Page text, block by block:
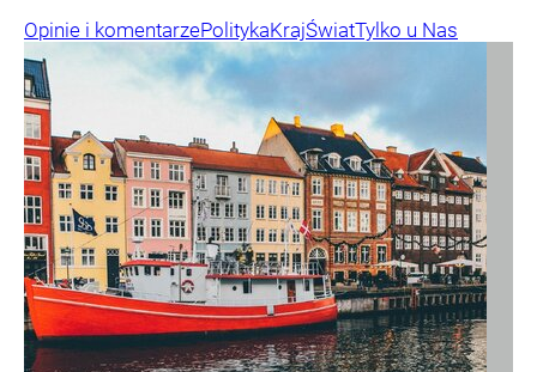
Opinie i komentarzePolitykaKrajŚwiatTylko u Nas